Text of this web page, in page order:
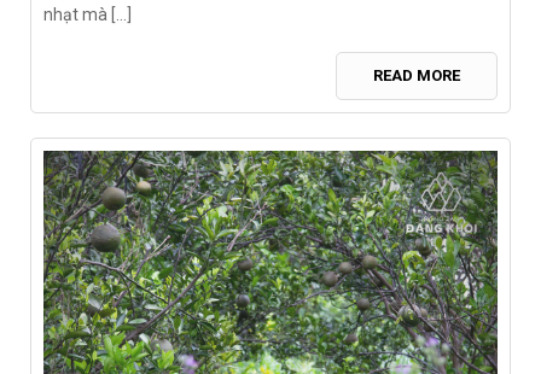
nhạt mà [...]
READ MORE